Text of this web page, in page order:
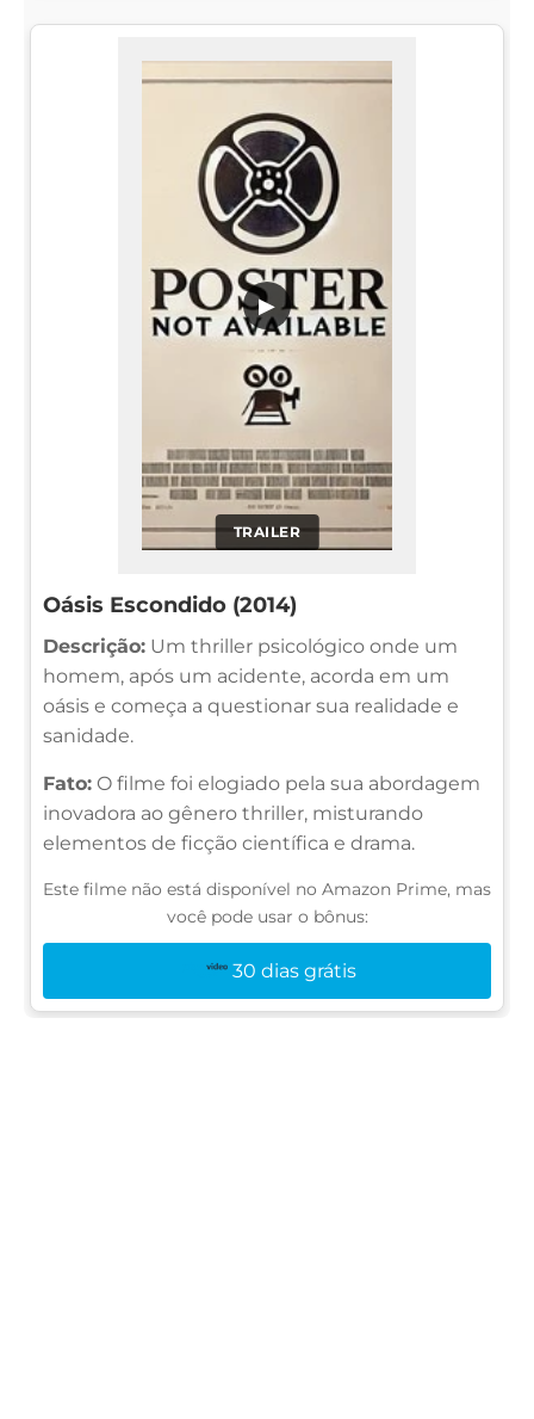
TRAILER
▶
Oásis Escondido (2014)
Descrição: Um thriller psicológico onde um
homem, após um acidente, acorda em um
oásis e começa a questionar sua realidade e
sanidade.
Fato: O filme foi elogiado pela sua abordagem
inovadora ao gênero thriller, misturando
elementos de ficção científica e drama.
Este filme não está disponível no Amazon Prime, mas
você pode usar o bônus:
30 dias grátis